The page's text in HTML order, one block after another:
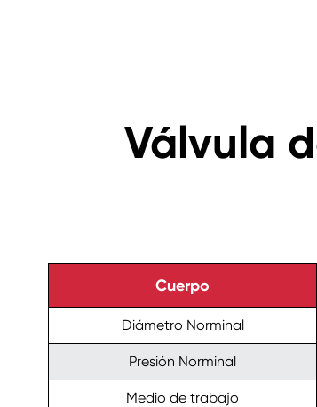
Válvula
Cuerpo
Diámetro Norminal
Presión Norminal
Medio de trabajo